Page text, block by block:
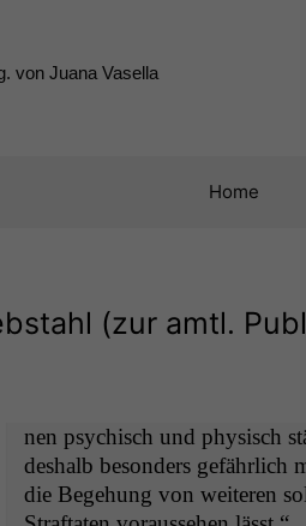
von Juana Vasella
Home
(zur amtl.
nen psy­chisch und physisch
deshalb beson­ders gefährlich
die Bege­hung von weit­eren